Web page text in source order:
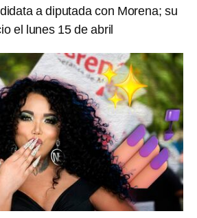
a diputada con Morena; su
el lunes 15 de abril